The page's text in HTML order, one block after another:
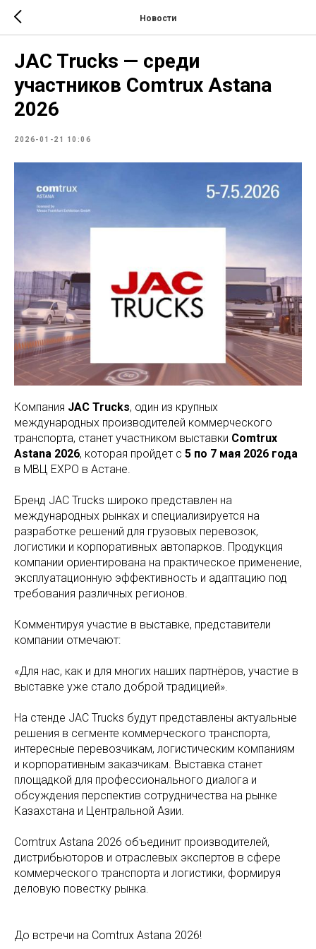
Новости
JAC Trucks — среди
участников Comtrux Astana
2026
2026-01-21 10:06
Компания JAC Trucks, один из крупных
международных производителей коммерческого
транспорта, станет участником выставки Comtrux
Astana 2026, которая пройдет с 5 по 7 мая 2026 года
в МВЦ EXPO в Астане.
Бренд JAC Trucks широко представлен на
международных рынках и специализируется на
разработке решений для грузовых перевозок,
логистики и корпоративных автопарков. Продукция
компании ориентирована на практическое применение,
эксплуатационную эффективность и адаптацию под
требования различных регионов.
Комментируя участие в выставке, представители
компании отмечают:
«Для нас, как и для многих наших партнёров, участие в
выставке уже стало доброй традицией».
На стенде JAC Trucks будут представлены актуальные
решения в сегменте коммерческого транспорта,
интересные перевозчикам, логистическим компаниям
и корпоративным заказчикам. Выставка станет
площадкой для профессионального диалога и
обсуждения перспектив сотрудничества на рынке
Казахстана и Центральной Азии.
Comtrux Astana 2026 объединит производителей,
дистрибьюторов и отраслевых экспертов в сфере
коммерческого транспорта и логистики, формируя
деловую повестку рынка.
До встречи на Comtrux Astana 2026!